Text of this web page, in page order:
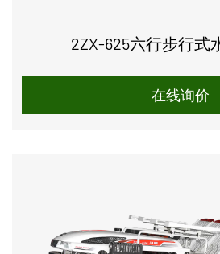
2ZX-625六行步行式
在线询价